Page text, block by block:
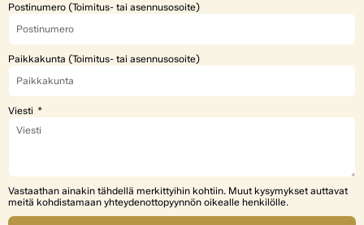
Postinumero (Toimitus- tai asennusosoite)
Paikkakunta (Toimitus- tai asennusosoite)
Viesti
Vastaathan ainakin tähdellä merkittyihin kohtiin. Muut kysymykset auttavat
meitä kohdistamaan yhteydenottopyynnön oikealle henkilölle.